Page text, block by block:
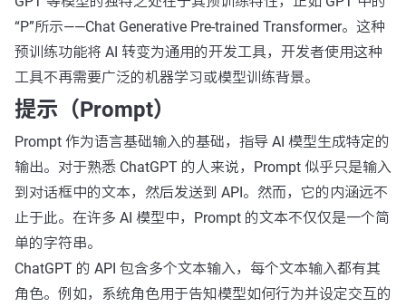
“P”所示——Chat Generative Pre-trained Transformer。这种
预训练功能将 AI 转变为通用的开发工具，开发者使用这种
工具不再需要广泛的机器学习或模型训练背景。
提示（Prompt）
Prompt 作为语言基础输入的基础，指导 AI 模型生成特定的
输出。对于熟悉 ChatGPT 的人来说，Prompt 似乎只是输入
到对话框中的文本，然后发送到 API。然而，它的内涵远不
止于此。在许多 AI 模型中，Prompt 的文本不仅仅是一个简
单的字符串。
ChatGPT 的 API 包含多个文本输入，每个文本输入都有其
角色。例如，系统角色用于告知模型如何行为并设定交互的